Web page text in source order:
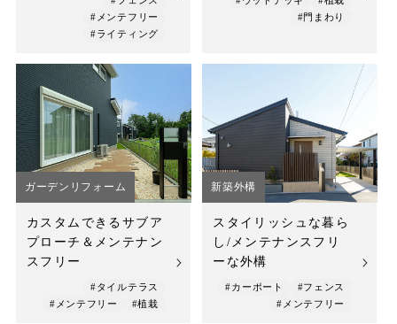
#メンテフリー
#ライティング
#門まわり
ガーデンリフォーム
カスタムできるサブア
プローチ＆メンテナン
スフリー
#タイルテラス
#メンテフリー
#植栽
新築外構
スタイリッシュな暮ら
し/メンテナンスフリ
ーな外構
#カーポート
#フェンス
#メンテフリー